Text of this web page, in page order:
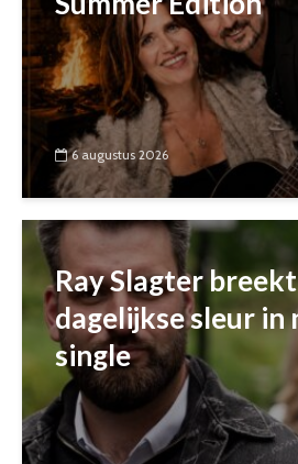
6 augustus 2026
Ray Slagter
dagelijkse sleur in
single